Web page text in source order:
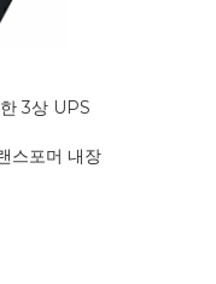
3상 UPS
스포머 내장